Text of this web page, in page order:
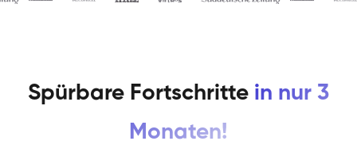
Spürbare Fortschritte in nur 3
Monaten!